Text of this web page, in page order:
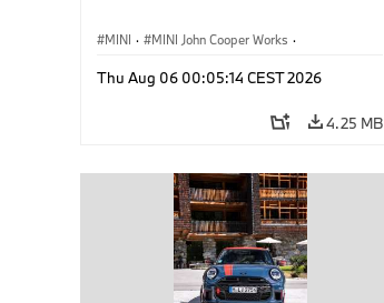
MINI · MINI John Cooper Works ·
Optional Extras, Accessories
Thu Aug 06 00:05:14 CEST 2026
4.25 MB